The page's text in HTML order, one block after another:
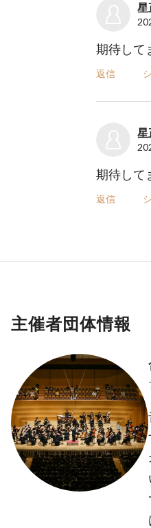
星
期待して
返信
星
期待して
返信
主催者団体情報